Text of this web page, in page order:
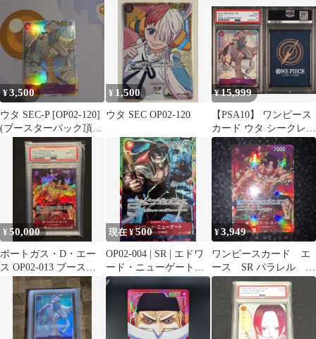
¥3,500
ウタ SEC-P [OP02-120]
(ブースターパック頂上
¥ 1,500
ウタ SEC OP02-120
¥15,999
【PSA10】 ワンピース
カード ウタ シークレッ
ト パラレル OP02-120
¥50,000
ポートガス・D・エー
ス OP02-013 ブースタ
ーパック 頂上決戦
PSA10
現在 ¥500
OP02-004 | SR | エドワ
ード・ニューゲート
【PRB01】【パラ】①
¥3,949
ワンピースカード エ
ース SR パラレル
OP02